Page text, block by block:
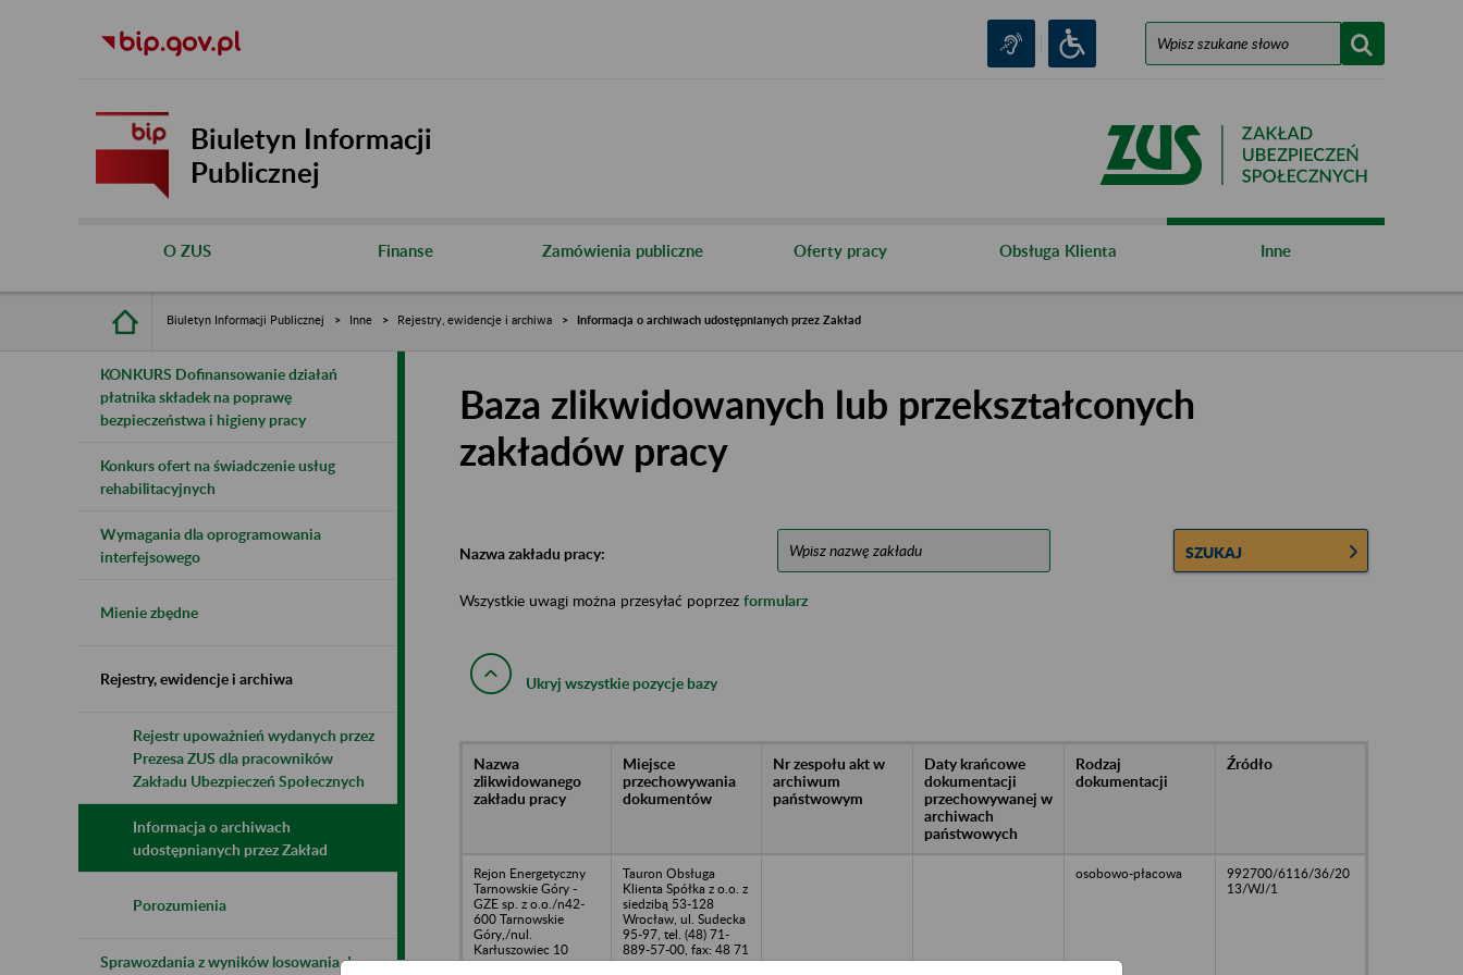
Biuletyn Informacji
Publicznej
O ZUS Finanse Zamówienia publiczne Oferty pracy Obsługa Klienta Inne
Biuletyn Informacji Publicznej Inne Rejestry, ewidencje i archiwa Informacja o archiwach udostępnianych przez Zakład
KONKURS Dofinansowanie działań
płatnika składek na poprawę
bezpieczeństwa i higieny pracy
Konkurs ofert na świadczenie usług
rehabilitacyjnych
Wymagania dla oprogramowania
interfejsowego
Mienie zbędne
Rejestry, ewidencje i archiwa
Rejestr upoważnień wydanych przez
Prezesa ZUS dla pracowników
Zakładu Ubezpieczeń Społecznych
Informacja o archiwach
udostępnianych przez Zakład
Porozumienia
Sprawozdania z wyników losowania do
Baza zlikwidowanych lub przekształconych
zakładów pracy
Nazwa zakładu pracy: SZUKAJ
Wszystkie uwagi można przesyłać poprzez formularz
Ukryj wszystkie pozycje bazy
Nazwa
zlikwidowanego
zakładu pracy
Miejsce
przechowywania
dokumentów
Nr zespołu akt w
archiwum
państwowym
Daty krańcowe
dokumentacji
przechowywanej w
archiwach
państwowych
Rodzaj
dokumentacji
Źródło
Rejon Energetyczny
Tarnowskie Góry -
GZE sp. z o.o./n42-
600 Tarnowskie
Góry,/nul.
Karłuszowiec 10
Tauron Obsługa
Klienta Spółka z o.o. z
siedzibą 53-128
Wrocław, ul. Sudecka
95-97, tel. (48) 71-
889-57-00, fax: 48 71
88 95 714, e-mail:
osobowo-płacowa
992700/6116/36/20
13/WJ/1